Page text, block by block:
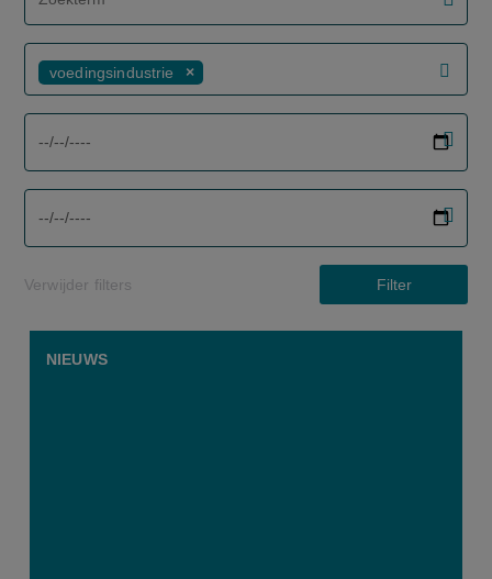
voedingsindustrie
Verwijder filters Filter
NIEUWS